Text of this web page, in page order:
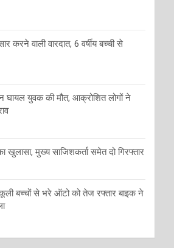
करने वाली वारदात, 6 वर्षीय बच्ची से
घायल युवक की मौत, आक्रोशित लोगों ने
खुलासा, मुख्य साजिशकर्ता समेत दो गिरफ्तार
बच्चों से भरे ऑटो को तेज रफ्तार बाइक ने